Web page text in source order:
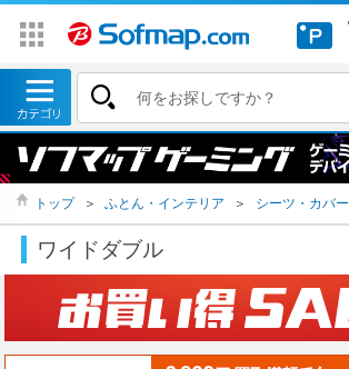
トップ ＞ ふとん・インテリア ＞ シーツ・カバー
ワイドダブル